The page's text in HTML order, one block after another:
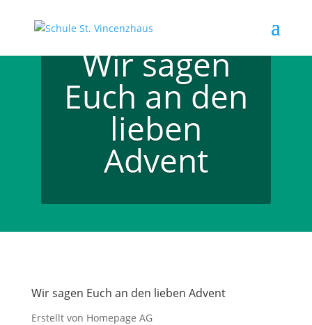
Wir sagen
Euch an den
lieben
Advent
Wir sagen Euch an den lieben Advent
Erstellt von Homepage AG